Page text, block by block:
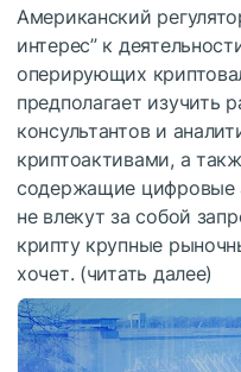
Американский
интерес” к
оперирующих
предполагает изучить
консультантов и
криптоактивами, а
содержащие цифровые
не влекут за собой
крипту крупные
хочет. (читать далее)